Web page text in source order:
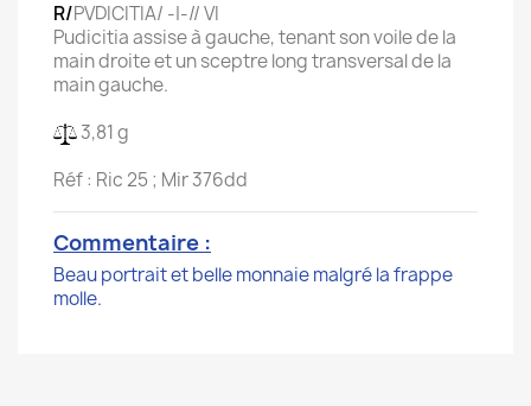
R/PVDICITIA/ -|-// VI
Pudicitia assise à gauche, tenant son voile de la
main droite et un sceptre long transversal de la
main gauche.
3,81 g
Réf : Ric 25 ; Mir 376dd
Commentaire :
Beau portrait et belle monnaie malgré la frappe
molle.